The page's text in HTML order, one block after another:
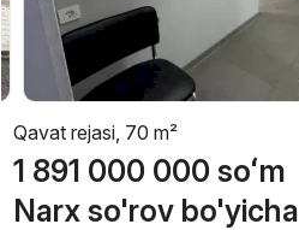
Qavat rejasi, 70 m²
1 891 000 000 soʻm
Narx so'rov bo'yicha